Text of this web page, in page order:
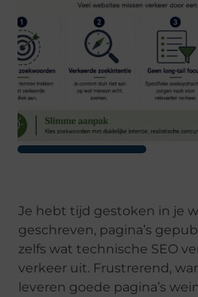
Je hebt tijd gestoken in je
geschreven, pagina’s
zelfs wat technische SEO
verkeer uit. Frustrerend,
leveren goede pagina’s